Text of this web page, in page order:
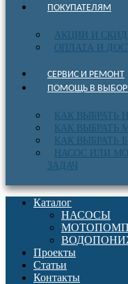
ПОКУПАТЕЛЯМ
АКЦИИ И
ОПЛАТА И
СЕРВИС И РЕМОНТ
ПОМОЩЬ В
КАК ВЫБРАТЬ
КАК ВЫБРАТЬ
КАК ВЫБРАТЬ
НАСОС ИЛИ
ЗАДАЧ
Каталог
НАСОСЫ
Проекты
Статьи
Контакты